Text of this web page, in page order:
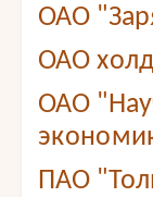
ОАО
ОАО
ОАО
ПАО